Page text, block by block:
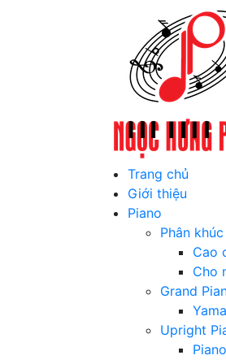
Trang chủ
Giới thiệu
Piano
Phân
Cao
Cho
Grand
Upright